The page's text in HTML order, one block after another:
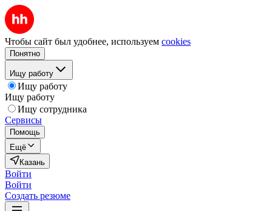
Чтобы сайт был удобнее, используем cookies
Понятно
Ищу работу
Ищу работу
Ищу работу
Ищу сотрудника
Сервисы
Помощь
Ещё
Казань
Войти
Войти
Создать резюме